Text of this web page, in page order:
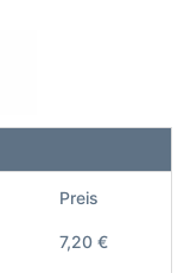
Preis
7,20 €